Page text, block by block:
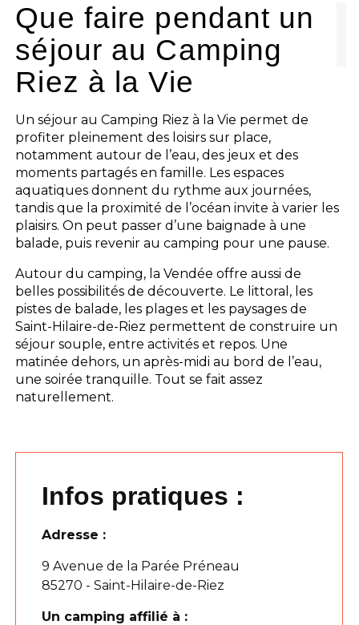
Que faire pendant un
séjour au Camping
Riez à la Vie
Un séjour au Camping Riez à la Vie permet de
profiter pleinement des loisirs sur place,
notamment autour de l’eau, des jeux et des
moments partagés en famille. Les espaces
aquatiques donnent du rythme aux journées,
tandis que la proximité de l’océan invite à varier les
plaisirs. On peut passer d’une baignade à une
balade, puis revenir au camping pour une pause.
Autour du camping, la Vendée offre aussi de
belles possibilités de découverte. Le littoral, les
pistes de balade, les plages et les paysages de
Saint-Hilaire-de-Riez permettent de construire un
séjour souple, entre activités et repos. Une
matinée dehors, un après-midi au bord de l’eau,
une soirée tranquille. Tout se fait assez
naturellement.
Infos pratiques :
Adresse :
9 Avenue de la Parée Préneau
85270 - Saint-Hilaire-de-Riez
Un camping affilié à :